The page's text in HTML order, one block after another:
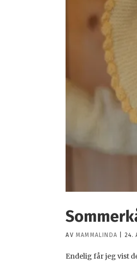
AVMAMMALINDA 24.
Endelig får jeg vist